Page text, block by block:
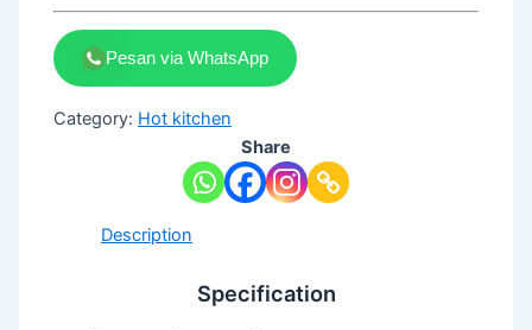
Pesan via WhatsApp
Category: Hot kitchen
Share
Description
Specification